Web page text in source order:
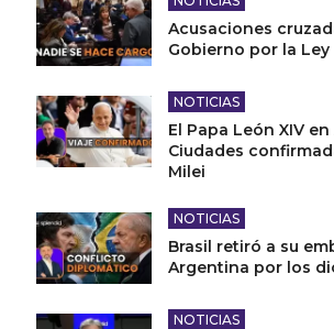
Acusaciones
Gobierno por la Ley
NOTICIAS
El Papa León XIV
Ciudades
Milei
NOTICIAS
Brasil retiró a su
Argentina por los
NOTICIAS